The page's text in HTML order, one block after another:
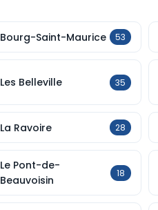
Bourg-Saint-Maurice 53
Les Belleville 35
La Ravoire 28
Le Pont-de-
Beauvoisin
18